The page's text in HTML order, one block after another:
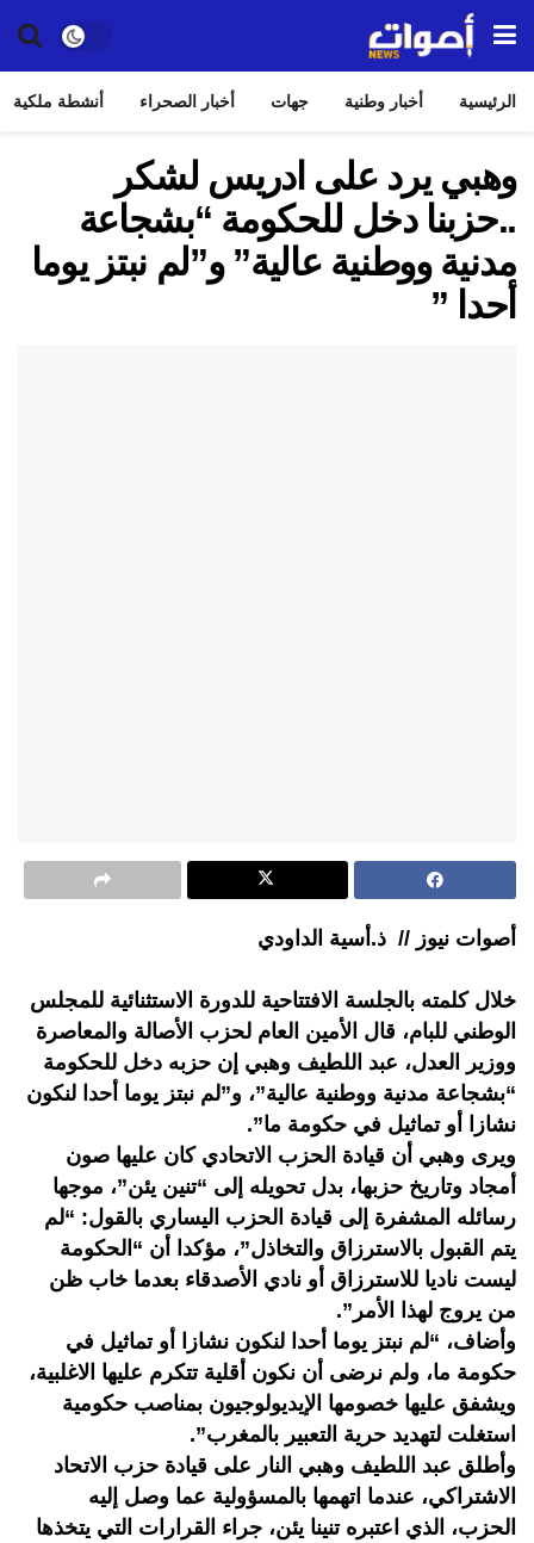
الرئيسية أخبار وطنية جهات أخبار الصحراء أنشطة ملكية
وهبي يرد على ادريس لشكر
..حزبنا دخل للحكومة “بشجاعة
مدنية ووطنية عالية” و”لم نبتز يوما
أحدا ”
أصوات نيوز // ذ.أسية الداودي
خلال كلمته بالجلسة الافتتاحية للدورة الاستثنائية للمجلس
الوطني للبام، قال الأمين العام لحزب الأصالة والمعاصرة
ووزير العدل، عبد اللطيف وهبي إن حزبه دخل للحكومة
“بشجاعة مدنية ووطنية عالية”، و”لم نبتز يوما أحدا لنكون
نشازا أو تماثيل في حكومة ما”.
ويرى وهبي أن قيادة الحزب الاتحادي كان عليها صون
أمجاد وتاريخ حزبها، بدل تحويله إلى “تنين يئن”، موجها
رسائله المشفرة إلى قيادة الحزب اليساري بالقول: “لم
يتم القبول بالاسترزاق والتخاذل”، مؤكدا أن “الحكومة
ليست ناديا للاسترزاق أو نادي الأصدقاء بعدما خاب ظن
من يروج لهذا الأمر”.
وأضاف، “لم نبتز يوما أحدا لنكون نشازا أو تماثيل في
حكومة ما، ولم نرضى أن نكون أقلية تتكرم عليها الاغلبية،
ويشفق عليها خصومها الإيديولوجيون بمناصب حكومية
استغلت لتهديد حرية التعبير بالمغرب”.
وأطلق عبد اللطيف وهبي النار على قيادة حزب الاتحاد
الاشتراكي، عندما اتهمها بالمسؤولية عما وصل إليه
الحزب، الذي اعتبره تنينا يئن، جراء القرارات التي يتخذها